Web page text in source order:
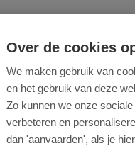
votre
souhaitez lutter
Over de cookies
We maken gebruik van
en het gebruik van deze
Zo kunnen we onze
verbeteren en
dan 'aanvaarden', als je